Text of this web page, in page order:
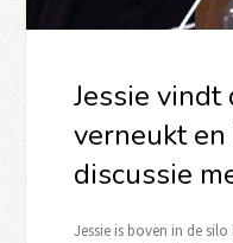
Jessie
verneukt
discussie
Jessie is boven in de